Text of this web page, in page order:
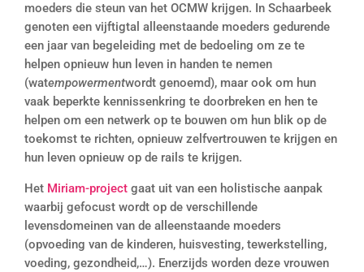
moeders die steun van het OCMW krijgen. In Schaarbeek
genoten een vijftigtal alleenstaande moeders gedurende
een jaar van begeleiding met de bedoeling om ze te
helpen opnieuw hun leven in handen te nemen
(watempowermentwordt genoemd), maar ook om hun
vaak beperkte kennissenkring te doorbreken en hen te
helpen om een netwerk op te bouwen om hun blik op de
toekomst te richten, opnieuw zelfvertrouwen te krijgen en
hun leven opnieuw op de rails te krijgen.
Het Miriam-project gaat uit van een holistische aanpak
waarbij gefocust wordt op de verschillende
levensdomeinen van de alleenstaande moeders
(opvoeding van de kinderen, huisvesting, tewerkstelling,
voeding, gezondheid,…). Enerzijds worden deze vrouwen